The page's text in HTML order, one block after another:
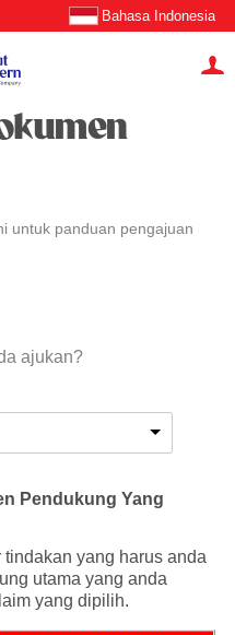
Bahasa Indonesia
untuk panduan pengajuan
ajukan?
Pendukung Yang
yang harus anda
utama yang anda
yang dipilih.